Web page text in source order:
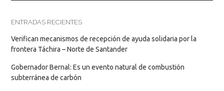
ENTRADAS RECIENTES
Verifican mecanismos de recepción de ayuda solidaria por la
frontera Táchira – Norte de Santander
Gobernador Bernal: Es un evento natural de combustión
subterránea de carbón